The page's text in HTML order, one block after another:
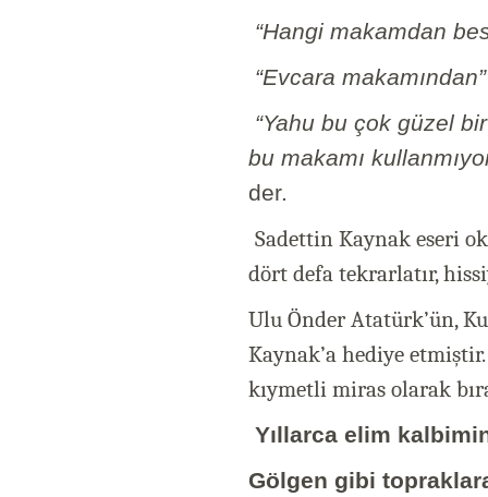
“Hangi makamdan
“Evcara makamından”
“Yahu bu çok güzel
bu makamı
der.
Sadettin Kaynak eseri
dört defa tekrarlatır,
Ulu Önder Atatürk’ün,
Kaynak’a hediye
kıymetli miras olarak
Yıllarca elim
Gölgen gibi